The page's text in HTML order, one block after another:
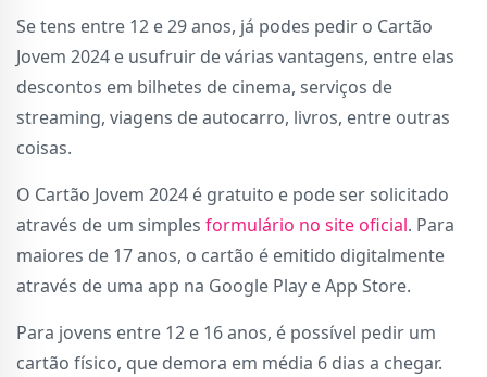
Se tens entre 12 e 29 anos, já podes pedir o Cartão
Jovem 2024 e usufruir de várias vantagens, entre elas
descontos em bilhetes de cinema, serviços de
streaming, viagens de autocarro, livros, entre outras
coisas.
O Cartão Jovem 2024 é gratuito e pode ser solicitado
através de um simples formulário no site oficial. Para
maiores de 17 anos, o cartão é emitido digitalmente
através de uma app na Google Play e App Store.
Para jovens entre 12 e 16 anos, é possível pedir um
cartão físico, que demora em média 6 dias a chegar.